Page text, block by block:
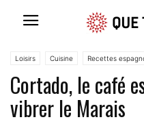
Loisirs Cuisine Recettes
Cortado, le café
vibrer le Marais